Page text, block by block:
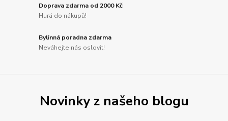
Doprava zdarma od 2000 Kč
Hurá do nákupů!
Bylinná poradna zdarma
Neváhejte nás oslovit!
Novinky z našeho blogu